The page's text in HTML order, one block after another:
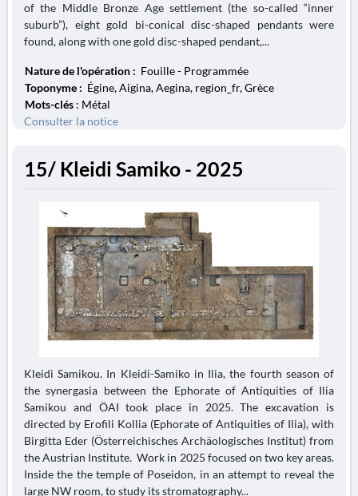
of the Middle Bronze Age settlement (the so-called “inner
suburb”), eight gold bi-conical disc-shaped pendants were
found, along with one gold disc-shaped pendant,...
Nature de l'opération : Fouille - Programmée
Toponyme : Égine, Aigina, Aegina, region_fr, Grèce
Mots-clés : Métal
Consulter la notice
15/ Kleidi Samiko - 2025
Kleidi Samikou. In Kleidi-Samiko in Ilia, the fourth season of
the synergasia between the Ephorate of Antiquities of Ilia
Samikou and ÖAI took place in 2025. The excavation is
directed by Erofili Kollia (Ephorate of Antiquities of Ilia), with
Birgitta Eder (Österreichisches Archäologisches Institut) from
the Austrian Institute. Work in 2025 focused on two key areas.
Inside the the temple of Poseidon, in an attempt to reveal the
large NW room, to study its stromatography...